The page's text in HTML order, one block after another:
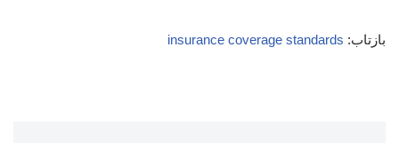
بازتاب: insurance coverage standards